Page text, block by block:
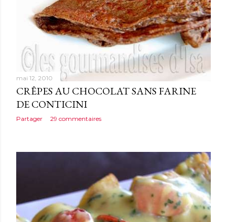
mai 12, 2010
CRÊPES AU CHOCOLAT SANS FARINE
DE CONTICINI
Partager 29 commentaires